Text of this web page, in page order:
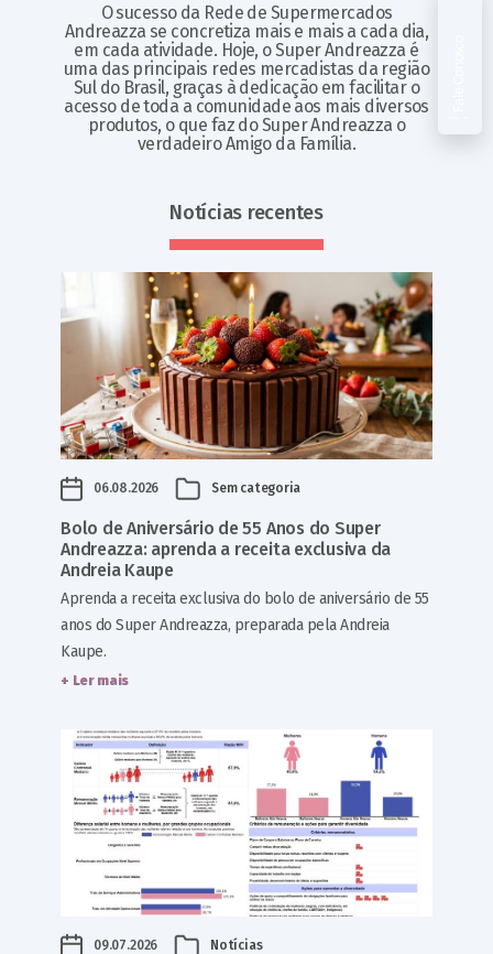
O sucesso da Rede de Supermercados
Andreazza se concretiza mais e mais a cada dia,
em cada atividade. Hoje, o Super Andreazza é
uma das principais redes mercadistas da região
Sul do Brasil, graças à dedicação em facilitar o
acesso de toda a comunidade aos mais diversos
produtos, o que faz do Super Andreazza o
verdadeiro Amigo da Família.
Notícias recentes
06.08.2026 Sem categoria
Bolo de Aniversário de 55 Anos do Super
Andreazza: aprenda a receita exclusiva da
Andreia Kaupe
Aprenda a receita exclusiva do bolo de aniversário de 55
anos do Super Andreazza, preparada pela Andreia
Kaupe.
+ Ler mais
09.07.2026 Notícias